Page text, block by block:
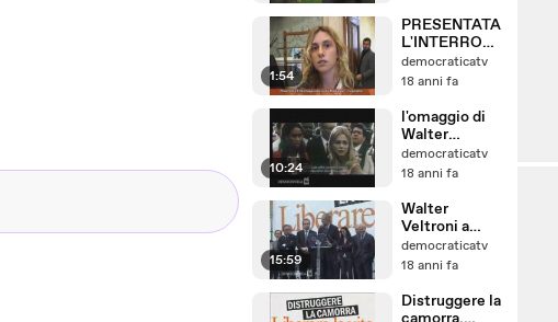
1:54
PRESENTATA
L'INTERROG
AZIONE
DELLA
RICERCATOR
I
democraticatv
18 anni fa
10:24
l'omaggio di
Walter
Veltroni a Bog
Kennedy
democraticatv
18 anni fa
15:59
Walter
Veltroni a
Caserta
contro la
democraticatv
18 anni fa
Distruggere la